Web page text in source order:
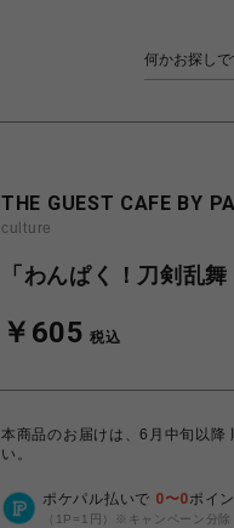
THE GUEST CAFE BY
culture
「わんぱく！刀剣乱
￥605 税込
本商品のお届けは、6月中旬以降
い。
ポケパル払いで 0〜0ポイ
（1P=1円）※キャンペーン分除